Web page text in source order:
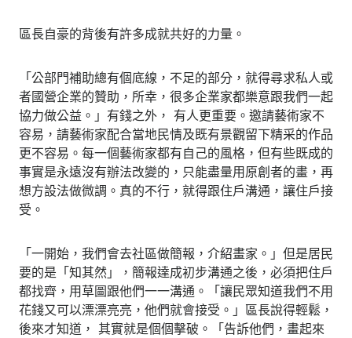
區長自豪的背後有許多成就共好的力量。
「公部門補助總有個底線，不足的部分，就得尋求私人或
者國營企業的贊助，所幸，很多企業家都樂意跟我們一起
協力做公益。」有錢之外， 有人更重要。邀請藝術家不
容易，請藝術家配合當地民情及既有景觀留下精采的作品
更不容易。每一個藝術家都有自己的風格，但有些既成的
事實是永遠沒有辦法改變的，只能盡量用原創者的畫，再
想方設法做微調。真的不行，就得跟住戶溝通，讓住戶接
受。
「一開始，我們會去社區做簡報，介紹畫家。」但是居民
要的是「知其然」，簡報達成初步溝通之後，必須把住戶
都找齊，用草圖跟他們一一溝通。「讓民眾知道我們不用
花錢又可以漂漂亮亮，他們就會接受。」區長說得輕鬆，
後來才知道， 其實就是個個擊破。「告訴他們，畫起來